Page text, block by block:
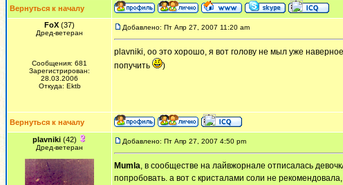
Вернуться к началу
FoX (37)
Дред-ветеран
Сообщения: 681
Зарегистрирован:
28.03.2006
Откуда: Ektb
Добавлено: Пт Апр 27, 2007 11:20 am
plavniki, оо это хорошо, я вот голову не мыл уже
попучить
)
Вернуться к началу
plavniki (42)
Дред-ветеран
Добавлено: Пт Апр 27, 2007 4:50 pm
Mumla, в сообществе на лайвжорнале отписалась
попробовать. а вот с кристалами соли не